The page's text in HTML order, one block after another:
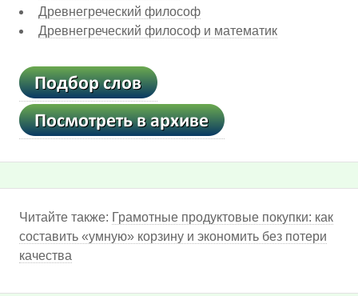
Древнегреческий философ
Древнегреческий философ и математик
Читайте также: Грамотные продуктовые покупки: как
составить «умную» корзину и экономить без потери
качества